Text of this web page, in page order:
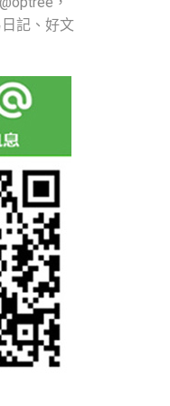
記、好文